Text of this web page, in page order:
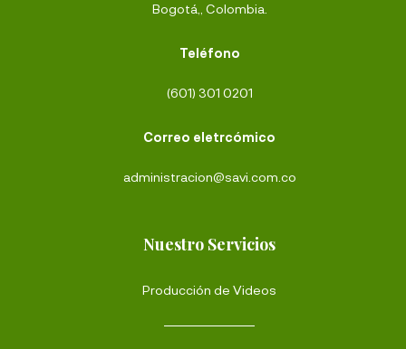
Bogotá,, Colombia.
Teléfono
(601) 301 0201
Correo eletrcómico
administracion@savi.com.co
Nuestro Servicios
Producción de Videos